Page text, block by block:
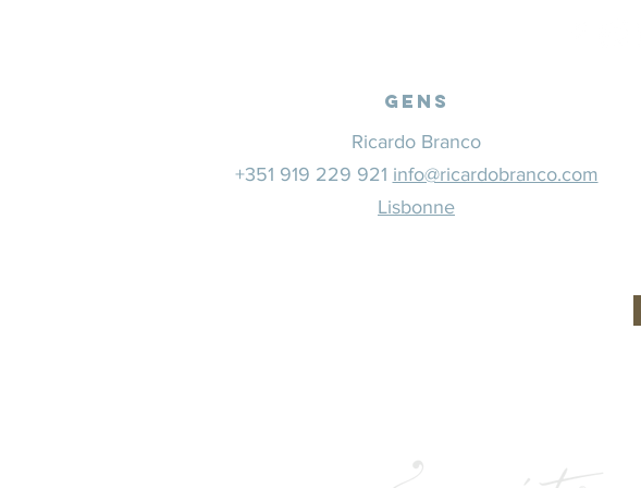
Gens
Ricardo Branco
+351 919 229 921 info@ricardobranco.com
Lisbonne